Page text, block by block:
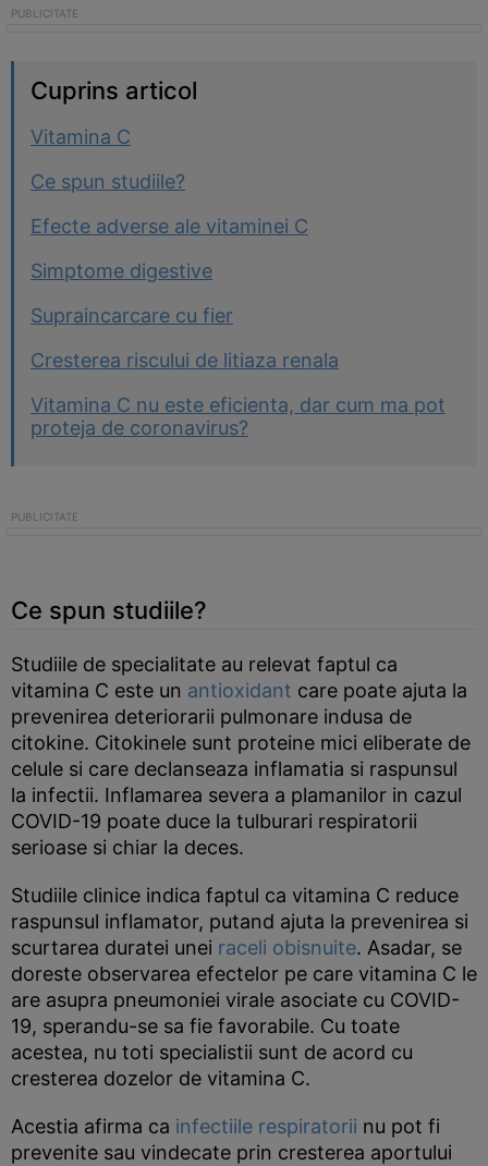
Cuprins articol
Vitamina C
Ce spun studiile?
Efecte adverse ale vitaminei C
Simptome digestive
Supraincarcare cu fier
Cresterea riscului de litiaza renala
Vitamina C nu este eficienta, dar cum ma pot
proteja de coronavirus?
Ce spun studiile?
Studiile de specialitate au relevat faptul ca
vitamina C este un antioxidant care poate ajuta la
prevenirea deteriorarii pulmonare indusa de
citokine. Citokinele sunt proteine mici eliberate de
celule si care declanseaza inflamatia si raspunsul
la infectii. Inflamarea severa a plamanilor in cazul
COVID-19 poate duce la tulburari respiratorii
serioase si chiar la deces.
Studiile clinice indica faptul ca vitamina C reduce
raspunsul inflamator, putand ajuta la prevenirea si
scurtarea duratei unei raceli obisnuite. Asadar, se
doreste observarea efectelor pe care vitamina C le
are asupra pneumoniei virale asociate cu COVID-
19, sperandu-se sa fie favorabile. Cu toate
acestea, nu toti specialistii sunt de acord cu
cresterea dozelor de vitamina C.
Acestia afirma ca infectiile respiratorii nu pot fi
prevenite sau vindecate prin cresterea aportului